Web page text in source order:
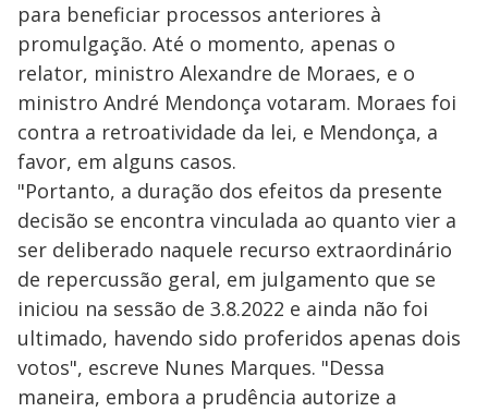
para beneficiar processos anteriores à
promulgação. Até o momento, apenas o
relator, ministro Alexandre de Moraes, e o
ministro André Mendonça votaram. Moraes foi
contra a retroatividade da lei, e Mendonça, a
favor, em alguns casos.
"Portanto, a duração dos efeitos da presente
decisão se encontra vinculada ao quanto vier a
ser deliberado naquele recurso extraordinário
de repercussão geral, em julgamento que se
iniciou na sessão de 3.8.2022 e ainda não foi
ultimado, havendo sido proferidos apenas dois
votos", escreve Nunes Marques. "Dessa
maneira, embora a prudência autorize a